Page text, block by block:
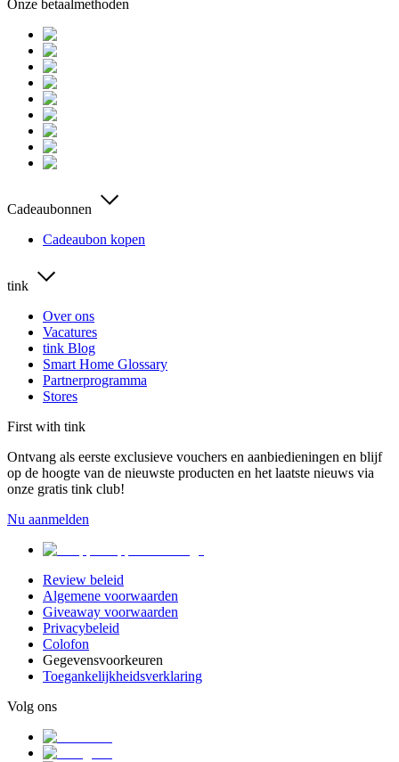
Onze betaalmethoden
Cadeaubonnen
Cadeaubon kopen
tink
Over ons
Vacatures
tink Blog
Smart Home Glossary
Partnerprogramma
Stores
First with tink
Ontvang als eerste exclusieve vouchers en aanbiedieningen en blijf
op de hoogte van de nieuwste producten en het laatste nieuws via
onze gratis tink club!
Nu aanmelden
Review beleid
Algemene voorwaarden
Giveaway voorwaarden
Privacybeleid
Colofon
Gegevensvoorkeuren
Toegankelijkheidsverklaring
Volg ons